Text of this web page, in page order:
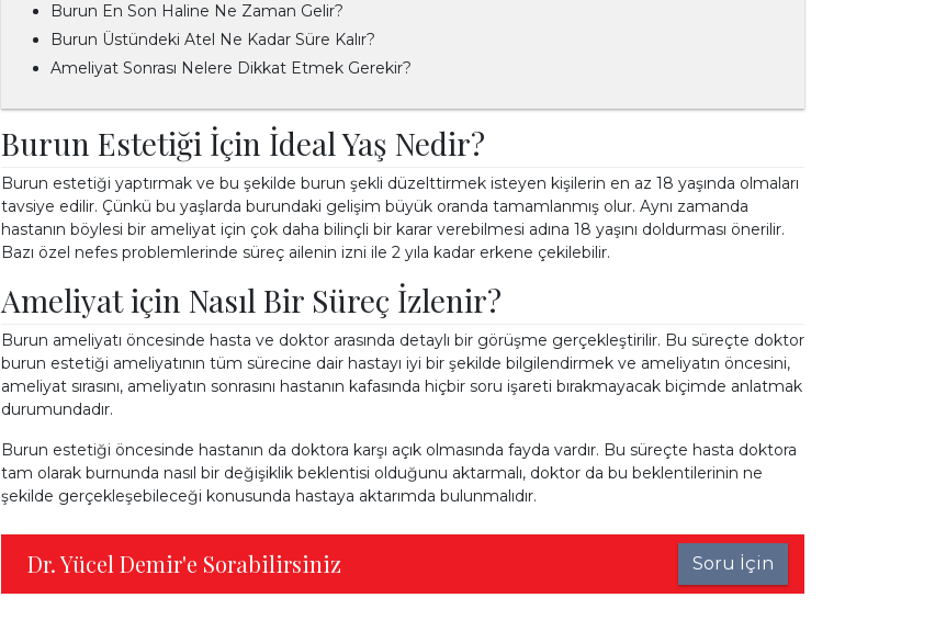
Burun En Son Haline Ne Zaman Gelir?
Burun Üstündeki Atel Ne Kadar Süre Kalır?
Ameliyat Sonrası Nelere Dikkat Etmek Gerekir?
Burun Estetiği İçin İdeal Yaş Nedir?
Burun estetiği yaptırmak ve bu şekilde burun şekli düzelttirmek isteyen kişilerin en az 18 yaşında olmaları
tavsiye edilir. Çünkü bu yaşlarda burundaki gelişim büyük oranda tamamlanmış olur. Aynı zamanda
hastanın böylesi bir ameliyat için çok daha bilinçli bir karar verebilmesi adına 18 yaşını doldurması önerilir.
Bazı özel nefes problemlerinde süreç ailenin izni ile 2 yıla kadar erkene çekilebilir.
Ameliyat için Nasıl Bir Süreç İzlenir?
Burun ameliyatı öncesinde hasta ve doktor arasında detaylı bir görüşme gerçekleştirilir. Bu süreçte doktor
burun estetiği ameliyatının tüm sürecine dair hastayı iyi bir şekilde bilgilendirmek ve ameliyatın öncesini,
ameliyat sırasını, ameliyatın sonrasını hastanın kafasında hiçbir soru işareti bırakmayacak biçimde anlatmak
durumundadır.
Burun estetiği öncesinde hastanın da doktora karşı açık olmasında fayda vardır. Bu süreçte hasta doktora
tam olarak burnunda nasıl bir değişiklik beklentisi olduğunu aktarmalı, doktor da bu beklentilerinin ne
şekilde gerçekleşebileceği konusunda hastaya aktarımda bulunmalıdır.
Dr. Yücel Demir'e Sorabilirsiniz Soru İçin